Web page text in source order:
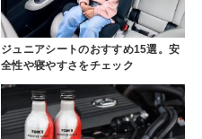
ジュニアシートのおすすめ15選。安
全性や寝やすさをチェック